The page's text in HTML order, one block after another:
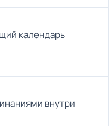
календарь
внутри